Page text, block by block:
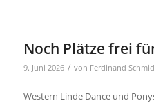
Noch Plätze frei
9. Juni 2026 / von Ferdinand Schmid
Western Linde Dance und